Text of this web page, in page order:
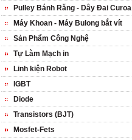
Pulley Bánh Răng - Dây Đai Curoa
Máy Khoan - Máy Bulong bắt vít
Sản Phẩm Công Nghệ
Tự Làm Mạch in
Linh kiện Robot
IGBT
Diode
Transistors (BJT)
Mosfet-Fets